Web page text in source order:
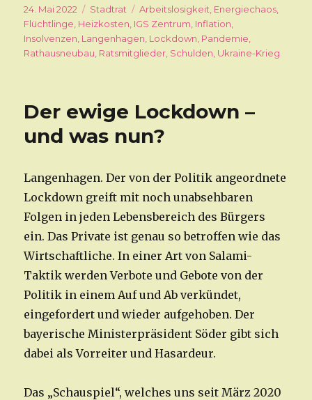
Veröffentlicht
am
24. Mai 2022 Kategorien
Stadtrat Schlagwörter
Arbeitslosigkeit Energiechaos
Flüchtlinge Heizkosten IGS Zentrum Inflation
Insolvenzen Langenhagen Lockdown Pandemie
Rathausneubau Ratsmitglieder Schulden Ukraine-Krieg
Der ewige Lockdown –
und was nun?
Langenhagen. Der von der Politik angeordnete
Lockdown greift mit noch unabsehbaren
Folgen in jeden Lebensbereich des Bürgers
ein. Das Private ist genau so betroffen wie das
Wirtschaftliche. In einer Art von Salami-
Taktik werden Verbote und Gebote von der
Politik in einem Auf und Ab verkündet,
eingefordert und wieder aufgehoben. Der
bayerische Ministerpräsident Söder gibt sich
dabei als Vorreiter und Hasardeur.
Das „Schauspiel“, welches uns seit März 2020